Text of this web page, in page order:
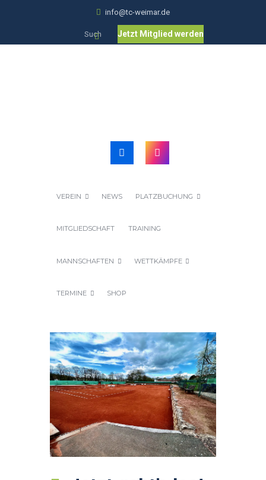
info@tc-weimar.de
Jetzt Mitglied werden
VEREIN NEWS PLATZBUCHUNG
MITGLIEDSCHAFT TRAINING
MANNSCHAFTEN WETTKÄMPFE
TERMINE SHOP